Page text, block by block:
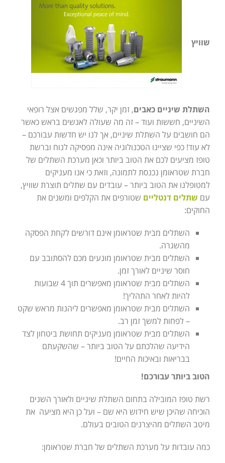
שוויץ
השתלת שיניים כאבים, זמן יקר, שלל מפגשים אצל רופאי
השיניים, חששות ועוד – זה מה שעולה לאנשים בראש כאשר
הם חושבים על השתלת שיניים, אך לנו יש חדשות עבורכם –
לא עוד! כפי שציינו הטכנולוגיה אינה מפסיקה לנוח וברשת
טופז מציעים לכם את הטוב ביותר וכאן מערכת השתלים של
חברת שטראומן נכנסת לתמונה, וזאת כי אנו מעניקים
למטופלנו את הטוב ביותר – עובדים עם שתלים תוצרת שוויץ,
עם שתלים דנטליים שטורפים את הקלפים ומשנים את
החוקים:
השתלים מבית שטראומן אינם דורשים לקחת הפסקה
מהשגרה.
השתלים מבית שטראומן מונעים מכם להסתובב עם
חוסר שיניים לאורך זמן.
השתלים מבית שטראומן מאפשרים תוך 4 שבועות
להיות לאחר התהליך!
השתלים מבית שטראומן מאפשרים ליהנות מראש שקט
– לפחות למשך זמן רב.
השתלים מבית שטראומן מעניקים תחושת ביטחון לצד
הידיעה שהלכתם על הטוב ביותר – שהשקעתם
בבריאות ובאיכות החיים!
הטוב ביותר עבורכם!
רשת טופז המובילה בתחום השתלת שיניים ולאורך השנים
הוכיחה שהיכן שיש חידוש היא שם – ועל כן היא מציעה את
מיטב השתלים מהיצרנים הטובים בעולם.
כמה עובדות על מערכת השתלים של חברת שטראומן: